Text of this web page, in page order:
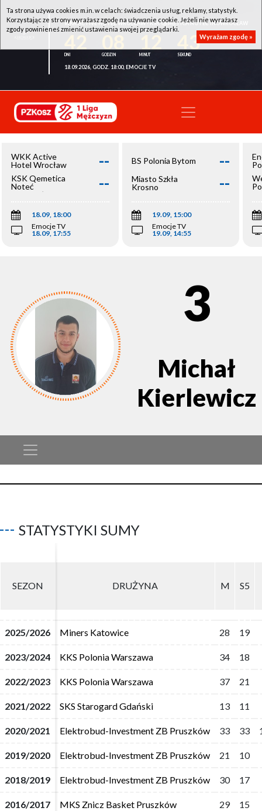
WKK ACTIVE HOTEL WROCŁAW - KSK QEMETICA NOTEĆ INOWROCŁAW
43
18.09.2026, GODZ. 18:00, EMOCJE TV
WKK Active
Hotel Wrocław
--
KSK Qemetica
Noteć
Inowrocław
--
18.09, 18:00
Emocje TV
18.09, 17:55
BS Polonia Bytom --
Miasto Szkła
Krosno
--
19.09, 15:00
Emocje TV
19.09, 14:55
3
Michał
Kierlewicz
STATYSTYKI SUMY
SEZON DRUŻYNA M S5
2025/2026 Miners Katowice 28 19
2023/2024 KKS Polonia Warszawa 34 18
2022/2023 KKS Polonia Warszawa 37 21
2021/2022 SKS Starogard Gdański 13 11
2020/2021 Elektrobud-Investment ZB Pruszków 33 33
2019/2020 Elektrobud-Investment ZB Pruszków 21 10
2018/2019 Elektrobud-Investment ZB Pruszków 30 17
2016/2017 MKS Znicz Basket Pruszków 29 15
SEZON DRUŻYNA M S5
2025/2026 Miners Katowice 28 19
2023/2024 KKS Polonia Warszawa 34 18
2022/2023 KKS Polonia Warszawa 37 21
2021/2022 SKS Starogard Gdański 13 11
2020/2021 Elektrobud-Investment ZB Pruszków 33 33
2019/2020 Elektrobud-Investment ZB Pruszków 21 10
2018/2019 Elektrobud-Investment ZB Pruszków 30 17
2016/2017 MKS Znicz Basket Pruszków 29 15
Ta strona używa cookies m.in. w celach: świadczenia usług, reklamy, statystyk.
Korzystając ze strony wyrażasz zgodę na używanie cookie. Jeżeli nie wyrażasz
zgody powinieneś zmienić ustawienia swojej przeglądarki.
Wyrażam zgodę »